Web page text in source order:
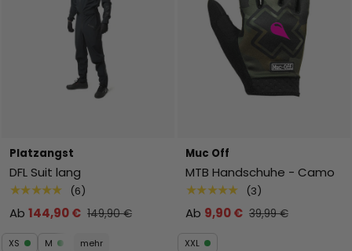
Platzangst
DFL Suit lang
★★★★★ (6)
Ab 144,90 € 149,90 €
XS M mehr
Muc Off
MTB Handschuhe - Camo
★★★★★ (3)
Ab 9,90 € 39,99 €
XXL